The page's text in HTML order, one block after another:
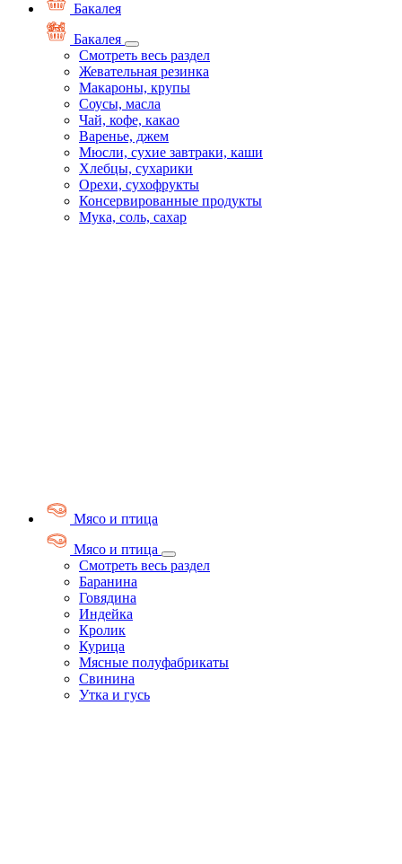
Бакалея
Бакалея
Смотреть весь раздел
Жевательная резинка
Макароны, крупы
Соусы, масла
Чай, кофе, какао
Варенье, джем
Мюсли, сухие завтраки, каши
Хлебцы, сухарики
Орехи, сухофрукты
Консервированные продукты
Мука, соль, сахар
Мясо и птица
Мясо и птица
Смотреть весь раздел
Баранина
Говядина
Индейка
Кролик
Курица
Мясные полуфабрикаты
Свинина
Утка и гусь